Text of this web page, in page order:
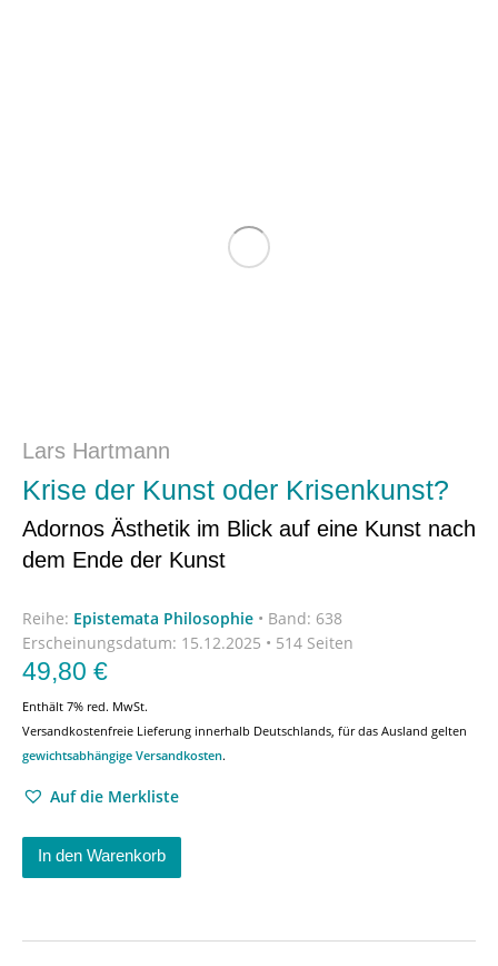
Lars Hartmann
Krise der Kunst oder Krisenkunst?
Adornos Ästhetik im Blick auf eine Kunst nach
dem Ende der Kunst
Reihe: Epistemata Philosophie • Band: 638
Erscheinungsdatum: 15.12.2025 • 514 Seiten
49,80 €
Enthält 7% red. MwSt.
Versandkostenfreie Lieferung innerhalb Deutschlands, für das Ausland gelten
gewichtsabhängige Versandkosten.
Auf die Merkliste
In den Warenkorb